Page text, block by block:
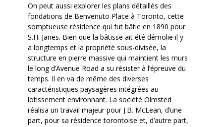
On peut aussi explorer les plans détaillés des
fondations de Benvenuto Place à Toronto, cette
somptueuse résidence qui fut bâtie en 1890 pour
S.H. Janes. Bien que la bâtisse ait été démolie il y
a longtemps et la propriété sous-divisée, la
structure en pierre massive qui maintient les murs
le long d’Avenue Road a su résister à l’épreuve du
temps. Il en va de même des diverses
caractéristiques paysagères intégrées au
lotissement environnant. La société Olmsted
réalisa un travail majeur pour J.B. McLean, d’une
part, pour sa résidence torontoise et, d’autre part,